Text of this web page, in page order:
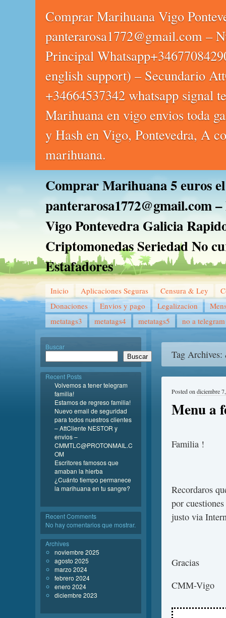
Comprar Marihuana Vigo
panterarosa1772@gmail.com –
Principal
english support) – Secundario
+34664537342 whatsapp signal
Marihuana en vigo envios toda
y Hash en Vigo, Pontevedra, A
marihuana.
Comprar Marihuana 5 euros
panterarosa1772@gmail.com
Vigo Pontevedra Galicia
Criptomonedas Seriedad No
Estafadores
Inicio Aplicaciones Seguras Censura & Ley
Donaciones
Envios y pago Legalizacion
metatags3
metatags4 metatags5 no a telegram
Tag Archives:
Menu a
Posted on diciembre
Familia !
Recordaros
por
justo via
Gracias
CMM-Vigo
Buscar
Buscar
Recent Posts
Volvemos a tener telegram
familia!
Estamos de regreso familia!
Nuevo email de seguridad
para todos nuestros clientes
– AttCliente NESTOR y
envios –
CMMTLC@PROTONMAIL.C
OM
Escritores famosos que
amaban la hierba
¿Cuánto tiempo permanece
la marihuana en tu sangre?
Recent Comments
No hay comentarios que mostrar.
Archives
noviembre 2025
agosto 2025
marzo 2024
febrero 2024
enero 2024
diciembre 2023